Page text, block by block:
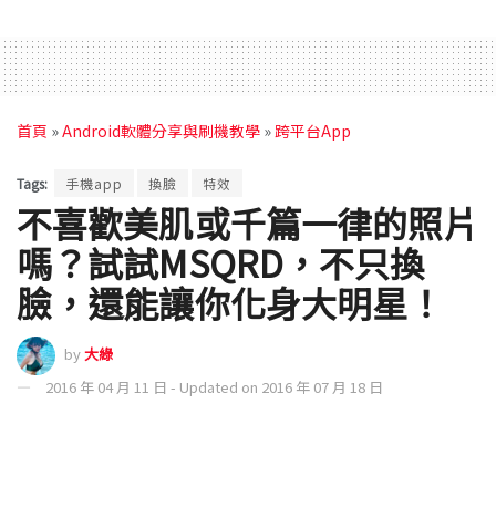
首頁 »Android軟體分享與刷機教學 » 跨平台App
Tags: 手機app 換臉 特效
不喜歡美肌或千篇一律的照片
嗎？試試MSQRD，不只換
臉，還能讓你化身大明星！
by大綠
2016 年 04 月 11 日 - Updated on 2016 年 07 月 18 日